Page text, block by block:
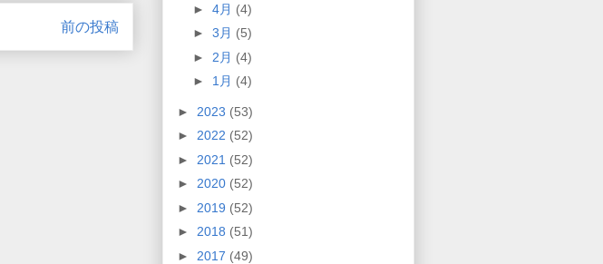
前の投稿
► 4月 (4)
► 3月 (5)
► 2月 (4)
► 1月 (4)
► 2023 (53)
► 2022 (52)
► 2021 (52)
► 2020 (52)
► 2019 (52)
► 2018 (51)
► 2017 (49)